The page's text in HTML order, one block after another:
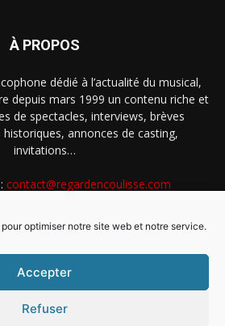
optimiser notre site web et notre service.
Accepter
Refuser
À PROPOS
dédié à l’actualité du musical,
depuis mars 1999 un contenu riche et
de spectacles, interviews, brèves
historiques, annonces de casting,
invitations…
contact@regardencoulisse.com